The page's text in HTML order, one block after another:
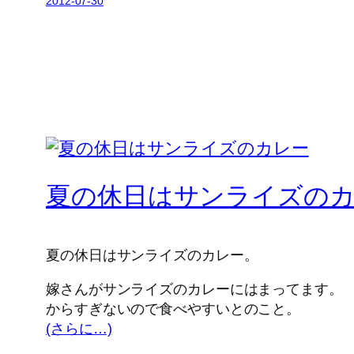
夏の休日はサンライズの
夏の休日はサンライズのカレー。
嫁さんがサンライズのカレーにはまってます。
からすぎないので食べやすいとのこと。
(さらに…)